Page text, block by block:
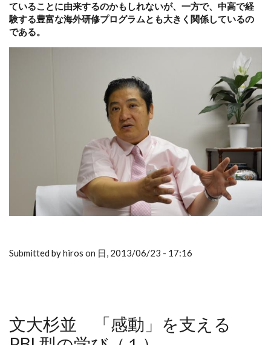
ていることに由来するのかもしれないが、一方で、中高で経
験する豊富な海外研修プログラムとも大きく関係しているの
である。
Submitted by hiros on 日, 2013/06/23 - 17:16
文大杉並 「感動」を支える